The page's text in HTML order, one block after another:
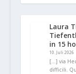
Laura
in 15
10. Juli 2026
[…] via
difficili.